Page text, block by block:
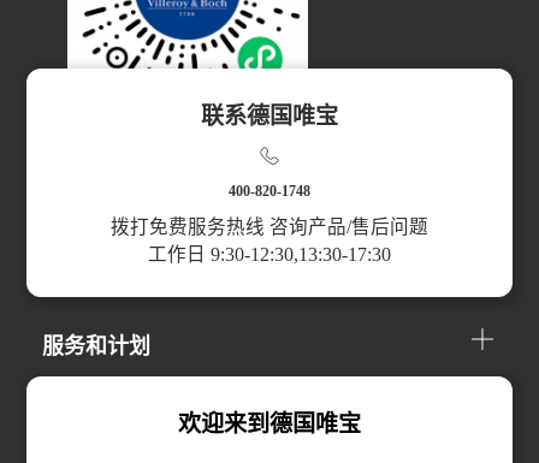
服务和计划
欢迎来到德国唯宝
联系德国唯宝
400-820-1748
拨打免费服务热线 咨询产品/售后问题
工作日 9:30-12:30,13:30-17:30